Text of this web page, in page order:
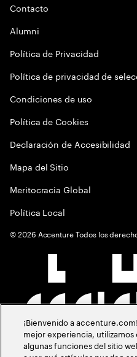
Contacto
Alumni
Política de Privacidad
Política de privacidad de
Condiciones de uso
Política de Cookies
Declaración de Accesibilidad
Mapa del Sitio
Meritocracia Global
Política Local
©2026 Accenture Todos los
¡Bienvenido a
mejor experiencia,
algunas funciones del sitio